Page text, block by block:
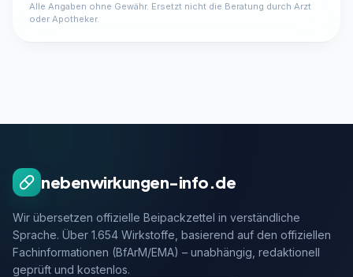
Alle Angaben ohne Gewähr. Ersetzt nicht die Beratung durch Arzt
oder Apotheker.
nebenwirkungen-info.de
Wir übersetzen offizielle Beipackzettel in verständliche
Sprache. Über 1.654 Wirkstoffe, basierend auf den offiziellen
Fachinformationen (BfArM/EMA) – unabhängig, redaktionell
geprüft und kostenlos.